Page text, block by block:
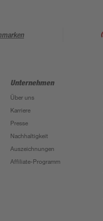
Unternehmen
Über uns
Karriere
Presse
Nachhaltigkeit
Auszeichnungen
Affiliate-Programm